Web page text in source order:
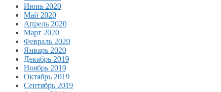
Июнь 2020
Май 2020
Апрель 2020
Март 2020
Февраль 2020
Январь 2020
Декабрь 2019
Ноябрь 2019
Октябрь 2019
Сентябрь 2019